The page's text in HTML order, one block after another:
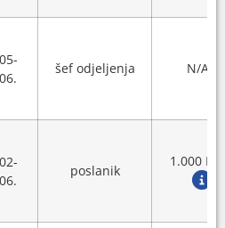
šef odjeljenja N/A
poslanik
1.000 KM